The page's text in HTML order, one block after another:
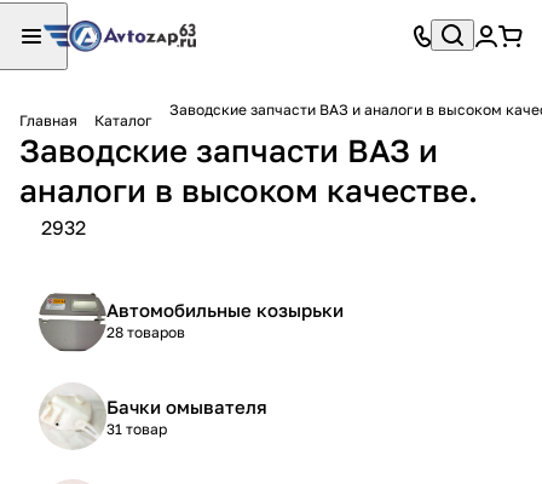
Главная Каталог
Заводские запчасти ВАЗ и аналоги в высоком
Заводские запчасти ВАЗ и
аналоги в высоком качестве.
2932
Автомобильные козырьки
28 товаров
Бачки омывателя
31 товар